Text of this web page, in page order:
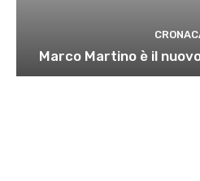
Marco Martino è il